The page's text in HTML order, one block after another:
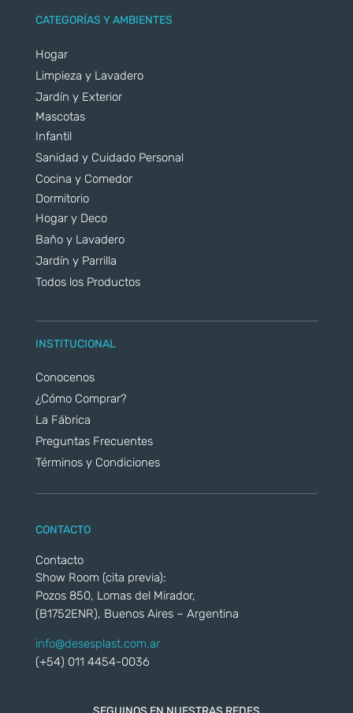
CATEGORÍAS Y AMBIENTES
Hogar
Limpieza y Lavadero
Jardín y Exterior
Mascotas
Infantil
Sanidad y Cuidado Personal
Cocina y Comedor
Dormitorio
Hogar y Deco
Baño y Lavadero
Jardín y Parrilla
Todos los Productos
INSTITUCIONAL
Conocenos
¿Cómo Comprar?
La Fábrica
Preguntas Frecuentes
Términos y Condiciones
CONTACTO
Contacto
Show Room (cita previa):
Pozos 850, Lomas del Mirador,
(B1752ENR), Buenos Aires – Argentina
info@desesplast.com.ar
(+54) 011 4454-0036